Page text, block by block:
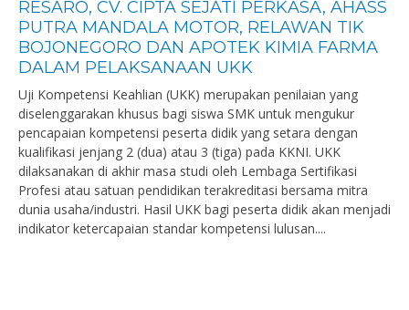
RESARO, CV. CIPTA SEJATI PERKASA, AHASS
PUTRA MANDALA MOTOR, RELAWAN TIK
BOJONEGORO DAN APOTEK KIMIA FARMA
DALAM PELAKSANAAN UKK
Uji Kompetensi Keahlian (UKK) merupakan penilaian yang
diselenggarakan khusus bagi siswa SMK untuk mengukur
pencapaian kompetensi peserta didik yang setara dengan
kualifikasi jenjang 2 (dua) atau 3 (tiga) pada KKNI. UKK
dilaksanakan di akhir masa studi oleh Lembaga Sertifikasi
Profesi atau satuan pendidikan terakreditasi bersama mitra
dunia usaha/industri. Hasil UKK bagi peserta didik akan menjadi
indikator ketercapaian standar kompetensi lulusan....